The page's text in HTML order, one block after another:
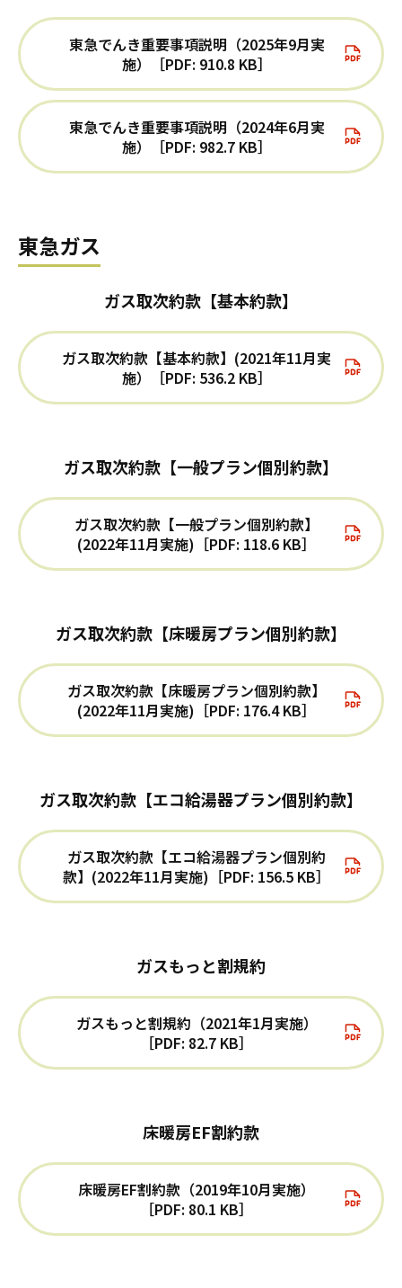
東急でんき重要事項説明（2025年9月実
施）［PDF: 910.8 KB］
東急でんき重要事項説明（2024年6月実
施）［PDF: 982.7 KB］
東急ガス
ガス取次約款【基本約款】
ガス取次約款【基本約款】(2021年11月実
施）［PDF: 536.2 KB］
ガス取次約款【一般プラン個別約款】
ガス取次約款【一般プラン個別約款】
(2022年11月実施)［PDF: 118.6 KB］
ガス取次約款【床暖房プラン個別約款】
ガス取次約款【床暖房プラン個別約款】
(2022年11月実施)［PDF: 176.4 KB］
ガス取次約款【エコ給湯器プラン個別約款】
ガス取次約款【エコ給湯器プラン個別約
款】(2022年11月実施)［PDF: 156.5 KB］
ガスもっと割規約
ガスもっと割規約（2021年1月実施）
［PDF: 82.7 KB］
床暖房EF割約款
床暖房EF割約款（2019年10月実施）
［PDF: 80.1 KB］